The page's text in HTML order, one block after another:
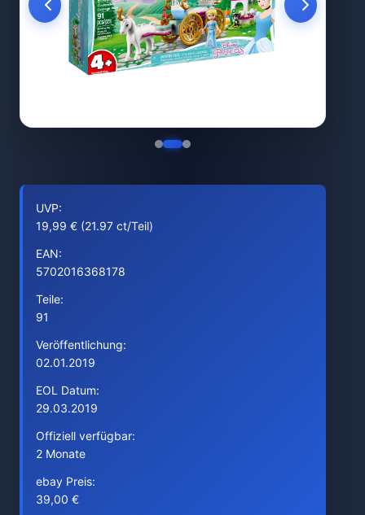
UVP:
19,99 € (21.97 ct/Teil)
EAN:
5702016368178
Teile:
91
Veröffentlichung:
02.01.2019
EOL Datum:
29.03.2019
Offiziell verfügbar:
2 Monate
ebay Preis:
39,00 €